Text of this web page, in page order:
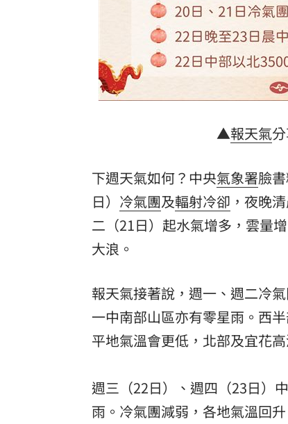
理想混蛋號召粉絲跨海追星吃美食！
▲報天氣
下週天氣如何？中央氣象署臉
日） 冷氣團及輻射冷卻 ，夜晚
二（21日）起水氣增多，雲量
大浪。
報天氣接著說，週一、週二冷
一中南部山區亦有零星雨󠀠。西
平地氣溫會更低󠀠，北部及宜花
週三（22日）、週四（23日）
雨󠀠。冷氣團減弱，各地氣溫回